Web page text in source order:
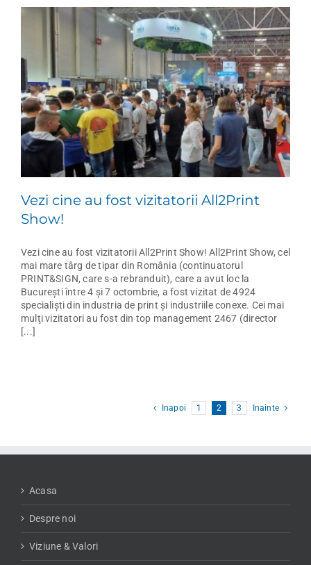
Vezi cine au fost vizitatorii All2Print
Show!
Vezi cine au fost vizitatorii All2Print Show! All2Print Show, cel
mai mare târg de tipar din România (continuatorul
PRINT&SIGN, care s-a rebranduit), care a avut loc la
Bucureşti între 4 şi 7 octombrie, a fost vizitat de 4924
specialişti din industria de print şi industriile conexe. Cei mai
mulţi vizitatori au fost din top management 2467 (director
[...]
Inapoi 1 2 3 Inainte
Acasa
Despre noi
Viziune & Valori